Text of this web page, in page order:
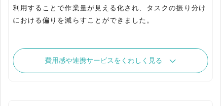
利用することで作業量が見える化され、タスクの振り分け
における偏りを減らすことができました。
費用感や連携サービスをくわしく見る